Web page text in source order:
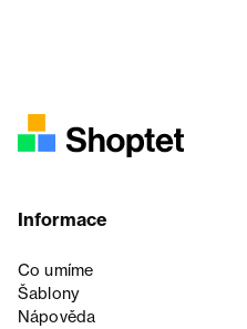
Informace
Co umíme
Šablony
Nápověda